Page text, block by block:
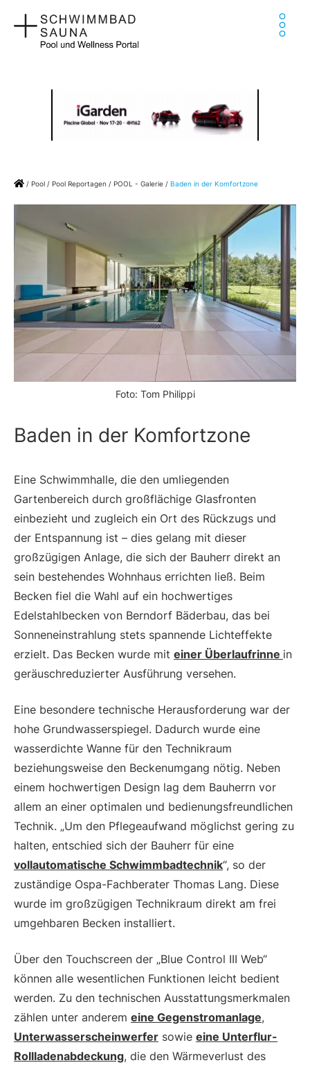
Inhalt
springen
Home
/ Pool / Pool Reportagen / POOL - Galerie / Baden in der Komfortzone
Foto: Tom Philippi
Baden in der Komfortzone
Eine Schwimmhalle, die den umliegenden
Gartenbereich durch großflächige Glasfronten
einbezieht und zugleich ein Ort des Rückzugs und
der Entspannung ist – dies gelang mit dieser
großzügigen Anlage, die sich der Bauherr direkt an
sein bestehendes Wohnhaus ­errichten ließ. Beim
Becken fiel die Wahl auf ein hochwertiges
Edelstahlbecken von Berndorf Bäderbau, das bei
Sonneneinstrahlung stets spannende Lichteffekte
erzielt. Das Becken wurde mit einer Überlaufrinne in
geräuschreduzierter Ausführung versehen.
Eine besondere technische Herausforderung war der
hohe Grundwasserspiegel. Dadurch wurde eine
wasserdichte Wanne für den Technikraum
beziehungsweise den Beckenumgang nötig. Neben
einem hochwertigen Design lag dem Bauherrn vor
allem an einer optimalen und bedienungsfreundlichen
Technik. „Um den ­Pflegeaufwand möglichst gering zu
halten, entschied sich der Bauherr für eine
vollautomatische Schwimmbadtechnik“, so der
zuständige Ospa-Fachberater Thomas Lang. Diese
wurde im großzügigen Technikraum direkt am frei
umgehbaren Becken installiert.
Über den Touchscreen der „Blue Control III Web“
können alle wesentlichen Funktionen leicht bedient
werden. Zu den technischen Ausstattungsmerkmalen
zählen unter anderem eine Gegenstromanlage,
Unterwasserscheinwerfer sowie eine Unterflur-
Rollladenabdeckung, die den Wärmeverlust des